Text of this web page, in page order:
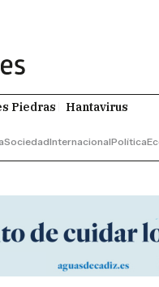
Piedras Hantavirus
SociedadInternacionalPolítica